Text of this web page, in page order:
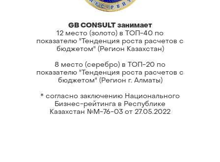
GB CONSULT занимает
12 место (золото) в ТОП-40 по
показателю "Тенденция роста расчетов с
бюджетом" (Регион Казахстан)
8 место (серебро) в ТОП-20 по
показателю "Тенденция роста расчетов с
бюджетом" (Регион г. Алматы)
* согласно заключению Национального
Бизнес-рейтинга в Республике
Казахстан №М-76-03 от 27.05.2022